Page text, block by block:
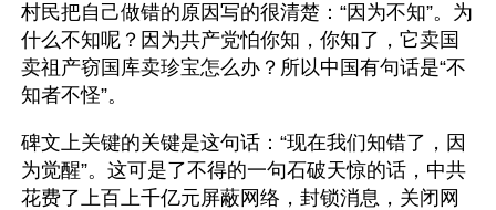
村民把自己做错的原因写的很清楚：“因为不知”。为
什么不知呢？因为共产党怕你知，你知了，它卖国
卖祖产窃国库卖珍宝怎么办？所以中国有句话是“不
知者不怪”。
碑文上关键的关键是这句话：“现在我们知错了，因
为觉醒”。这可是了不得的一句石破天惊的话，中共
花费了上百上千亿元屏蔽网络，封锁消息，关闭网